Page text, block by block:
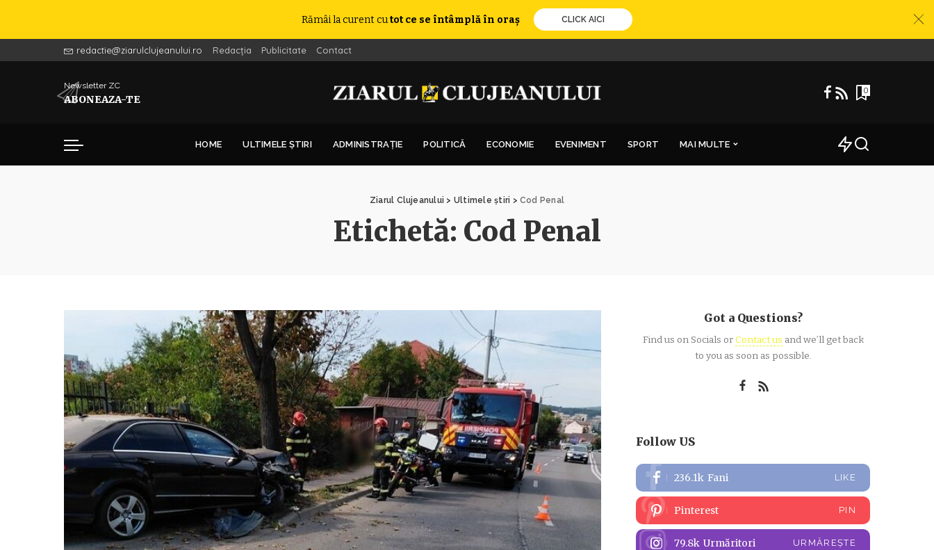
Rămâi la curent cutot ce se întâmplă în oraș CLICK AICI
redactie@ziarulclujeanului.ro Redacția Publicitate Contact
Newsletter ZC
ABONEAZA-TE
0
HOME ULTIMELE ȘTIRI ADMINISTRAȚIE POLITICĂ ECONOMIE EVENIMENT SPORT MAI MULTE
Ziarul Clujeanului > Ultimele știri > Cod Penal
Etichetă: Cod Penal
Got a Questions?
Find us on Socials orContact us and we’ll get back
to you as soon as possible.
Follow US
236.1k Fani LIKE
Pinterest PIN
79.8k Urmăritori URMĂREȘTE